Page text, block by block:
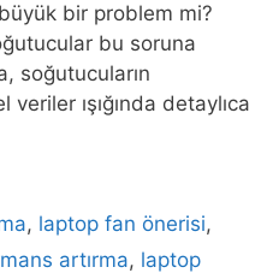
bir problem mi?
bu soruna
soğutucuların
ışığında detaylıca
, laptop fan önerisi,
artırma, laptop